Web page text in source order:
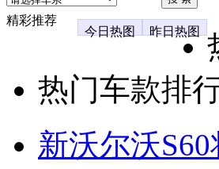
精彩推荐
今日热图
昨日热图
热门车款排
新沃尔沃